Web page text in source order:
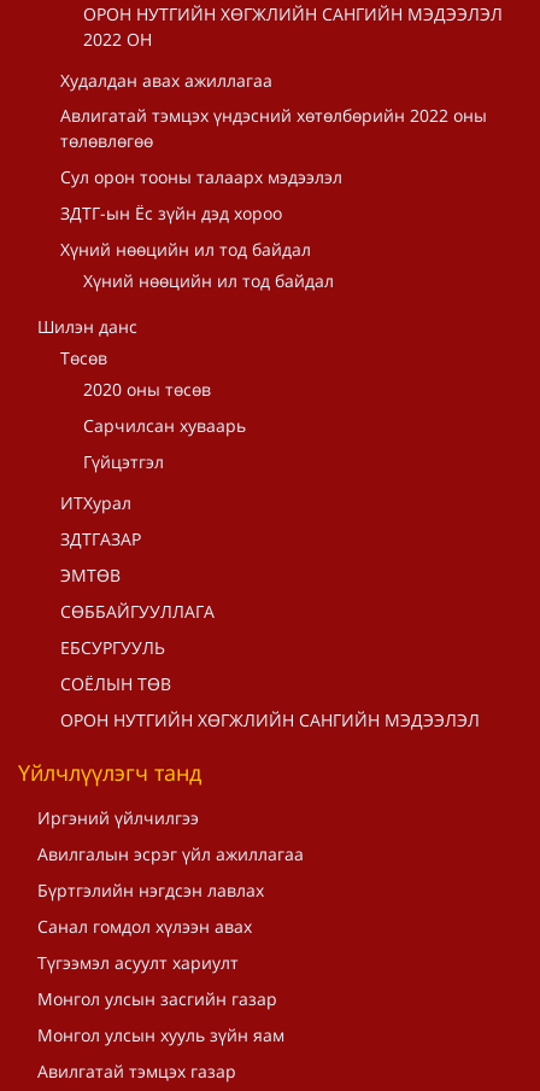
ОРОН НУТГИЙН ХӨГЖЛИЙН САНГИЙН МЭДЭЭЛЭЛ
2022 ОН
Худалдан авах ажиллагаа
Авлигатай тэмцэх үндэсний хөтөлбөрийн 2022 оны
төлөвлөгөө
Сул орон тооны талаарх мэдээлэл
ЗДТГ-ын Ёс зүйн дэд хороо
Хүний нөөцийн ил тод байдал
Хүний нөөцийн ил тод байдал
Шилэн данс
Төсөв
2020 оны төсөв
Сарчилсан хуваарь
Гүйцэтгэл
ИТХурал
ЗДТГАЗАР
ЭМТӨВ
СӨББАЙГУУЛЛАГА
ЕБСУРГУУЛЬ
СОЁЛЫН ТӨВ
ОРОН НУТГИЙН ХӨГЖЛИЙН САНГИЙН МЭДЭЭЛЭЛ
Үйлчлүүлэгч танд
Иргэний үйлчилгээ
Авилгалын эсрэг үйл ажиллагаа
Бүртгэлийн нэгдсэн лавлах
Санал гомдол хүлээн авах
Түгээмэл асуулт хариулт
Монгол улсын засгийн газар
Монгол улсын хууль зүйн яам
Авилгатай тэмцэх газар